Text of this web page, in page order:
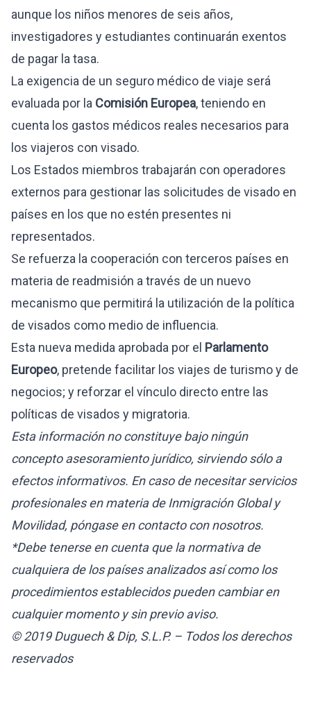
aunque los niños menores de seis años,
investigadores y estudiantes continuarán exentos
de pagar la tasa.
La exigencia de un seguro médico de viaje será
evaluada por la Comisión Europea, teniendo en
cuenta los gastos médicos reales necesarios para
los viajeros con visado.
Los Estados miembros trabajarán con operadores
externos para gestionar las solicitudes de visado en
países en los que no estén presentes ni
representados.
Se refuerza la cooperación con terceros países en
materia de readmisión a través de un nuevo
mecanismo que permitirá la utilización de la política
de visados como medio de influencia.
Esta nueva medida aprobada por el Parlamento
Europeo, pretende facilitar los viajes de turismo y de
negocios; y reforzar el vínculo directo entre las
políticas de visados y migratoria.
Esta información no constituye bajo ningún
concepto asesoramiento jurídico, sirviendo sólo a
efectos informativos. En caso de necesitar servicios
profesionales en materia de Inmigración Global y
Movilidad, póngase en contacto con nosotros.
*Debe tenerse en cuenta que la normativa de
cualquiera de los países analizados así como los
procedimientos establecidos pueden cambiar en
cualquier momento y sin previo aviso.
© 2019 Duguech & Dip, S.L.P. – Todos los derechos
reservados